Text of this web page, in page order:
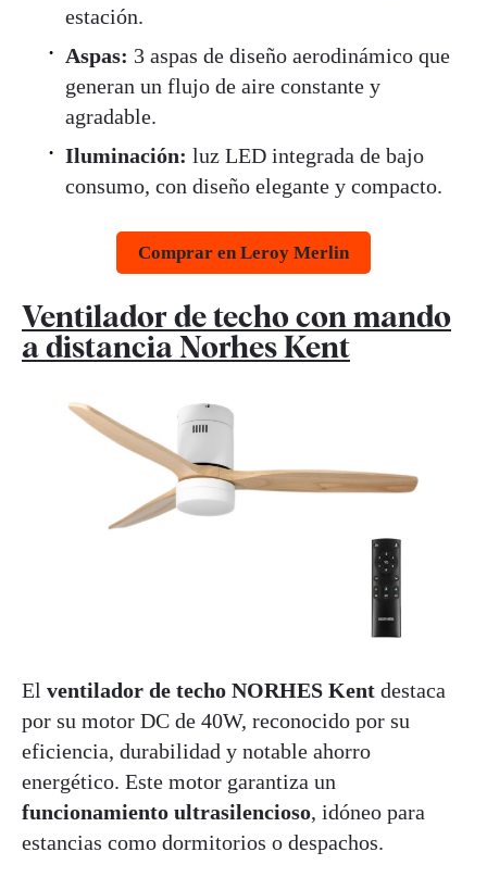
estación.
Aspas: 3 aspas de diseño aerodinámico que
generan un flujo de aire constante y
agradable.
Iluminación: luz LED integrada de bajo
consumo, con diseño elegante y compacto.
Comprar en Leroy Merlin
Ventilador de techo con mando
a distancia Norhes Kent
El ventilador de techo NORHES Kent destaca
por su motor DC de 40W, reconocido por su
eficiencia, durabilidad y notable ahorro
energético. Este motor garantiza un
funcionamiento ultrasilencioso, idóneo para
estancias como dormitorios o despachos.